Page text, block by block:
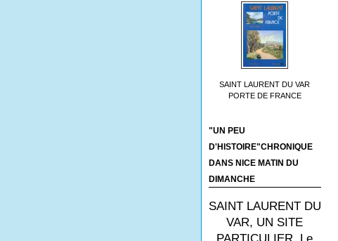
SAINT LAURENT DU VAR
PORTE DE FRANCE
"UN PEU
D'HISTOIRE"CHRONIQUE
DANS NICE MATIN DU
DIMANCHE
SAINT LAURENT DU
VAR, UN SITE